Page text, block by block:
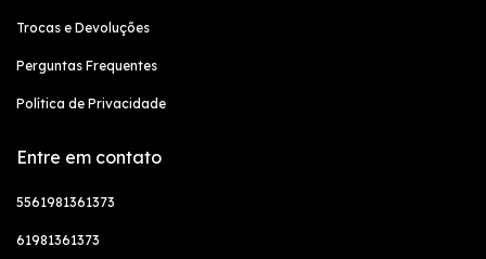
Trocas e Devoluções
Perguntas Frequentes
Política de Privacidade
Entre em contato
5561981361373
61981361373